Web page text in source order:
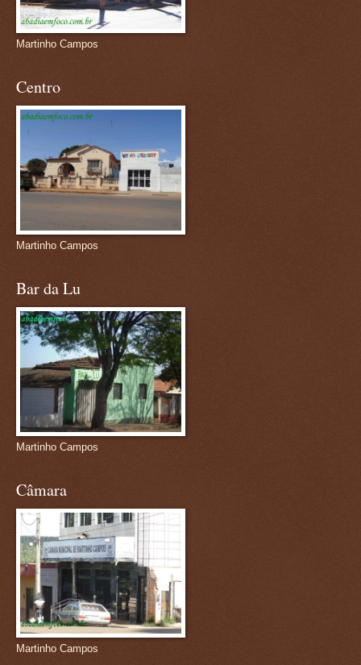
Martinho Campos
Centro
Martinho Campos
Bar da Lu
Martinho Campos
Câmara
Martinho Campos